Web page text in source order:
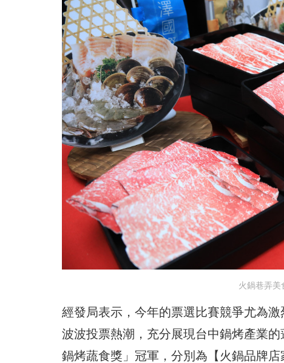
火鍋巷弄美
經發局表示，今年的票選比賽競爭尤為
波波投票熱潮，充分展現台中鍋烤產業
鍋烤蔬食獎」冠軍，分別為【火鍋品牌